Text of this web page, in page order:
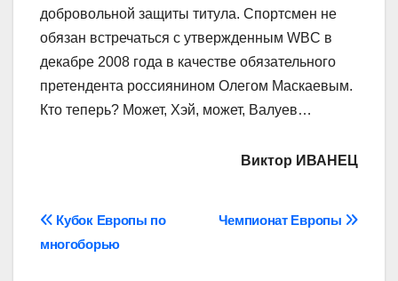
добровольной защиты титула. Спортсмен не
обязан встречаться с утвержденным WBC в
декабре 2008 года в качестве обязательного
претендента россиянином Олегом Маскаевым.
Кто теперь? Может, Хэй, может, Валуев…
Виктор ИВАНЕЦ
Навігація
записів
Чемпионат Европы
Кубок Европы по
многоборью